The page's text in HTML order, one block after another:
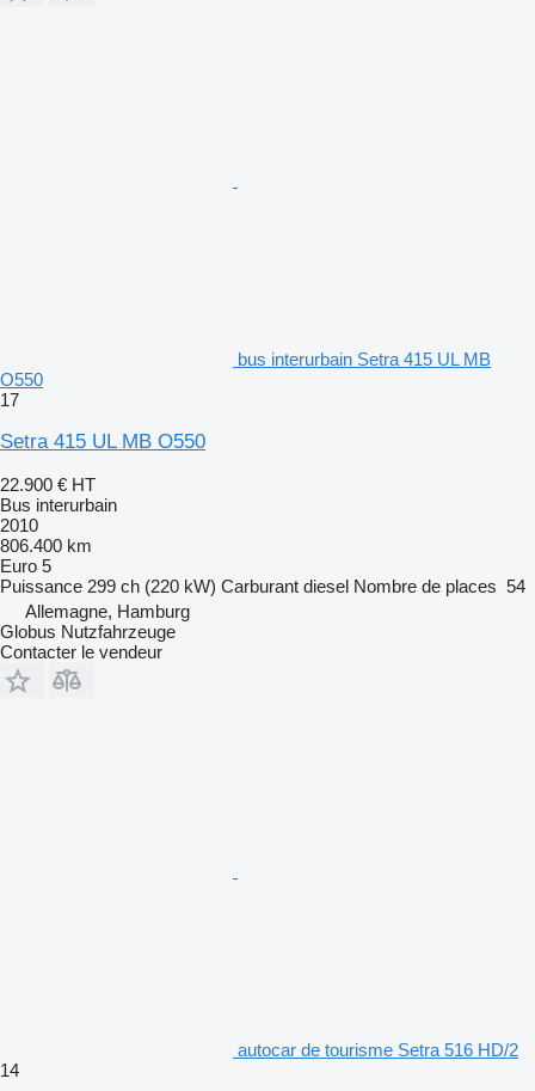
bus interurbain Setra 415 UL MB
O550
17
Setra 415 UL MB O550
22.900 € HT
Bus interurbain
2010
806.400 km
Euro 5
Puissance 299 ch (220 kW) Carburant diesel Nombre de places 54
Allemagne, Hamburg
Globus Nutzfahrzeuge
Contacter le vendeur
autocar de tourisme Setra 516 HD/2
14